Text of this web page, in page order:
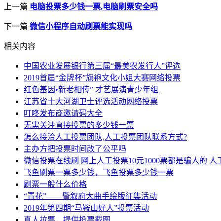
上一篇 电脑投票多少钱一票,电脑刷票安全吗
下一篇 微信小程序自动刷票能实现吗
相关内容
中国农业发展银行第三届“最美农发行人”评选
2019首届“金牌杯”旗袍文化小姐大赛网络投票
红色基因•新老相传” 才艺展演青少年组
江苏省十大河湖卫士评选活动网络投票
叮咚发布商邀请码大全
无需关注直接投票的多少钱一票
怎么接洽人工投票团队,人工投票团队联系方式?
主办方把投票时间改了公平吗
微信投票在线刷 网上人工投票10元1000票都是骗人的 人
飞鱼刷票一票多少钱，飞鱼投票多少钱一票
刷票一般什么价格
“青花”——暨叙府大曲手绘版征集活动
2019年第四期“马鞍山好人”投票活动